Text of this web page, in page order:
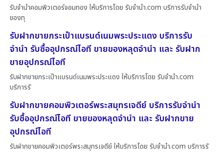
รับจำนำคอมพิวเตอร์จอมทอง ให้บริการโดย รับจํานํา.com บริการรับจำนำ
ของทุ
รับฝากขายกระเป๋าแบรนด์เนมพระประแดง บริการรับ
จำนำ รับซื้ออุปกรณ์ไอที ขายของหลุดจำนำ และ รับฝาก
ขายอุปกรณ์ไอที
รับฝากขายกระเป๋าแบรนด์เนมพระประแดง ให้บริการโดย รับจํานํา.com
บริการรั
รับฝากขายคอมพิวเตอร์พระสมุทรเจดีย์ บริการรับจำนำ
รับซื้ออุปกรณ์ไอที ขายของหลุดจำนำ และ รับฝากขาย
อุปกรณ์ไอที
รับฝากขายคอมพิวเตอร์พระสมุทรเจดีย์ ให้บริการโดย รับจํานํา.com บริการรั